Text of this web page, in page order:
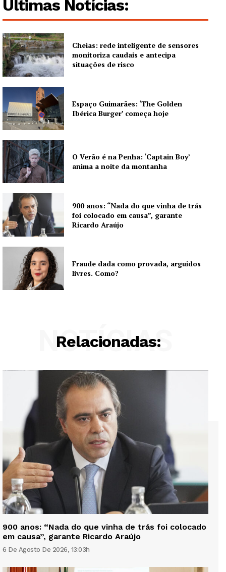
SUBSCREVA JÁ!
Institucional
Artigos
Edição Digital
Europa
Publicidade
Quero ser Assinante
Últimas Notícias:
Cheias: rede inteligente de sensores
monitoriza caudais e antecipa
situações de risco
Espaço Guimarães: ‘The Golden
Ibérica Burger’ começa hoje
O Verão é na Penha: ‘Captain Boy’
anima a noite da montanha
900 anos: “Nada do que vinha de trás
foi colocado em causa”, garante
Ricardo Araújo
Fraude dada como provada, arguidos
livres. Como?
Relacionadas:
NOTÍCIAS
900 anos: “Nada do que vinha de trás foi colocado
em causa”, garante Ricardo Araújo
6 De Agosto De 2026, 13:03h